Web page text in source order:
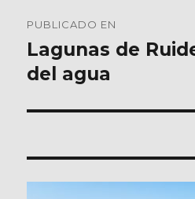
de
entradas
PUBLICADO EN
Lagunas de
del agua